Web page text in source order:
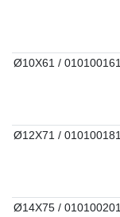
Ø10X61 / 010100161
Ø12X71 / 010100181
Ø14X75 / 010100201